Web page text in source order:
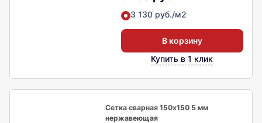
3 130 руб./м2
В корзину
Купить в 1 клик
Сетка сварная 150х150 5 мм
нержавеющая